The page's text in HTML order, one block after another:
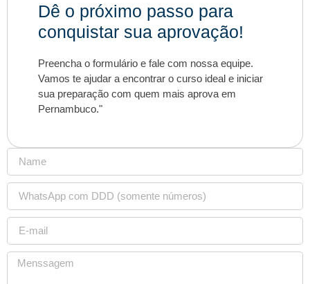
Dê o próximo passo para
conquistar sua aprovação!
Preencha o formulário e fale com nossa equipe.
Vamos te ajudar a encontrar o curso ideal e iniciar
sua preparação com quem mais aprova em
Pernambuco."